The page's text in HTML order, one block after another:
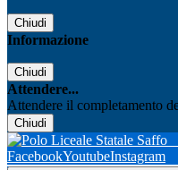
Chiudi
Informazione
Chiudi
Attendere...
Attendere il completamento
Chiudi
FacebookYoutubeInstagram